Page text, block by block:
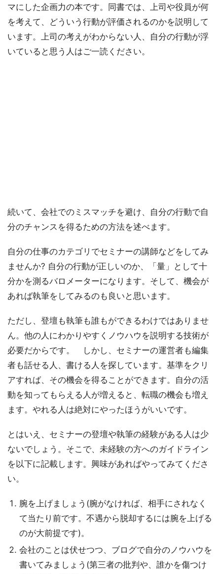
マにした企画力の本です。同書では、上司や役員が何
を考えて、どういう行動が評価されるのかを説明して
います。上司の考えがわからない人、自分の行動が浮
いていると思う人はご一読ください。
続いて、会社でのミスマッチを避け、自分の行動で自
分のチャンスを得るための方法を述べます。
自分の仕事のカテゴリでセミナーの講師などをしてみ
ませんか? 自分の行動が正しいのか、「量」として十
分かを測るバロメーターになります。そして、機会が
あれば執筆をしてみるのも良いと思います。
ただし、登壇も執筆も誰もができるわけではありませ
ん。他の人にわかりやすくノウハウを説明する技術が
必要だからです。 しかし、セミナーの運営者も編集
者も話せる人、書ける人を探しています。基準をクリ
アすれば、その機会を得ることができます。自分の活
動を知ってもらえる人が増えると、転職の機会も増え
ます。やれる人は絶対にやったほうがいいです。
とはいえ、セミナーの登壇や執筆の経験がある人は少
ないでしょう。そこで、未経験の方へのガイドライン
を以下に記載します。興味があればやってみてくださ
い。
腕を上げましょう(腕がなければ、相手にされなく
て当たり前です。不遇から脱却するには腕を上げる
のが大前提です)。
会社のことは伏せつつ、ブログで自分のノウハウを
書いてみましょう(第三者の批判や、誰かを傷つけ